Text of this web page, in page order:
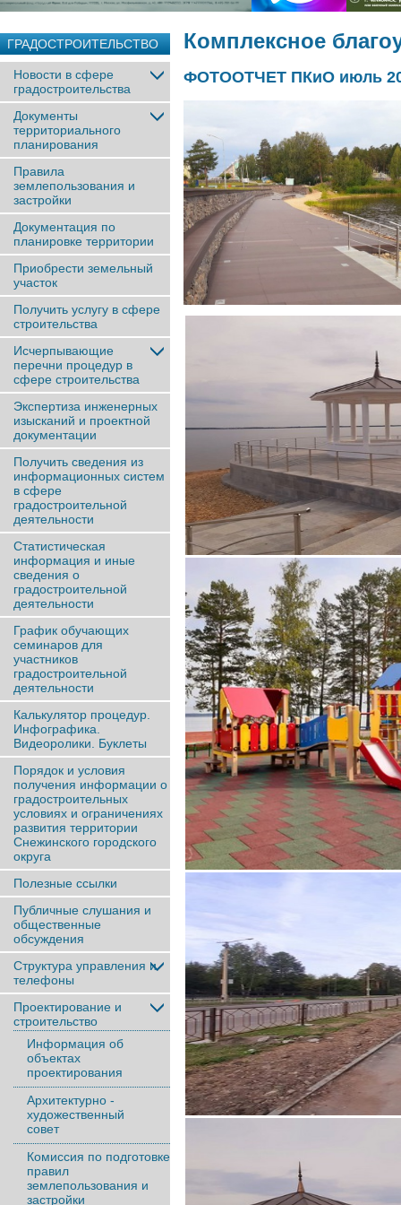
ГРАДОСТРОИТЕЛЬСТВО
Новости в сфере
градостроительства
Документы
территориального
планирования
Правила
землепользования и
застройки
Документация по
планировке территории
Приобрести земельный
участок
Получить услугу в сфере
строительства
Исчерпывающие
перечни процедур в
сфере строительства
Экспертиза инженерных
изысканий и проектной
документации
Получить сведения из
информационных систем
в сфере
градостроительной
деятельности
Статистическая
информация и иные
сведения о
градостроительной
деятельности
График обучающих
семинаров для
участников
градостроительной
деятельности
Калькулятор процедур.
Инфографика.
Видеоролики. Буклеты
Порядок и условия
получения информации о
градостроительных
условиях и ограничениях
развития территории
Снежинского городского
округа
Полезные ссылки
Публичные слушания и
общественные
обсуждения
Структура управления и
телефоны
Проектирование и
строительство
Информация об
объектах
проектирования
Архитектурно -
художественный
совет
Комиссия по подготовке
правил
землепользования и
застройки
Комплексное
ФОТООТЧЕТ ПКиО июль